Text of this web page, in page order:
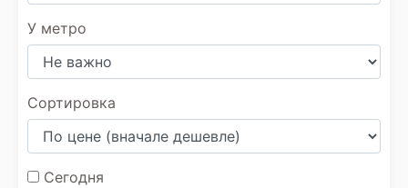
У метро
Сортировка
Сегодня